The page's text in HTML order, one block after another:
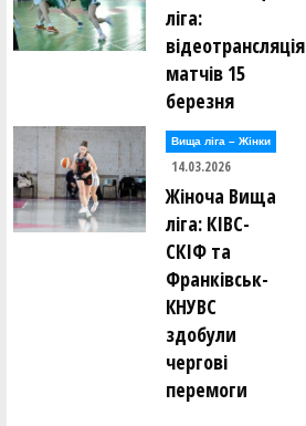
ліга:
відеотрансляція
матчів 15
березня
Вища лiга – Жiнки
14.03.2026
Жіноча Вища
ліга: КІВС-
СКІФ та
Франківськ-
КНУВС
здобули
чергові
перемоги